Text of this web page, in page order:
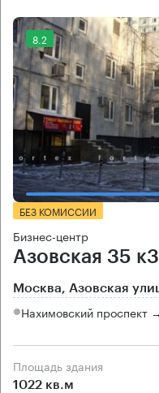
8.2
БЕЗ КОМИССИИ
Бизнес-центр
Азовская 35 к3
Москва, Азовская
Нахимовский проспект
Площадь здания
1022 кв.м